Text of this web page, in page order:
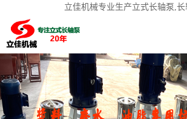
立佳机械专业生产立式长轴泵,